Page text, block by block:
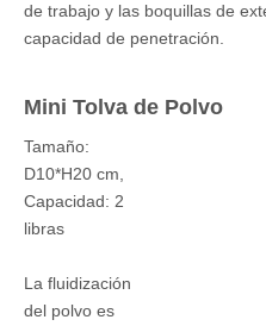
de trabajo y las boquillas de
capacidad de penetración.
Mini Tolva de Polvo
Tamaño:
D10*H20 cm,
Capacidad: 2
libras
La fluidización
del polvo es